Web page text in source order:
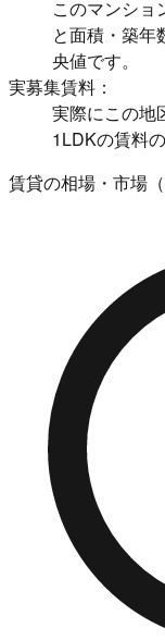
このマンショ
と面積・築年
央値です。
実募集賃料：
実際にこの地
1LDKの賃料
賃貸の相場・市場（